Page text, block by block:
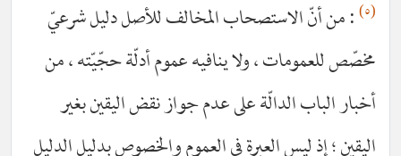
(٥) : من أنّ الاستصحاب المخالف للأصل دليل شرعيّ
مخصّص للعمومات ، ولا ينافيه عموم أدلّة حجّيّته ، من
أخبار الباب الدالّة على عدم جواز نقض اليقين بغير